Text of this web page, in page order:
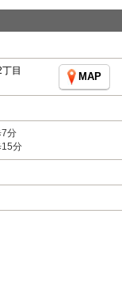
目
MAP
7分
15分